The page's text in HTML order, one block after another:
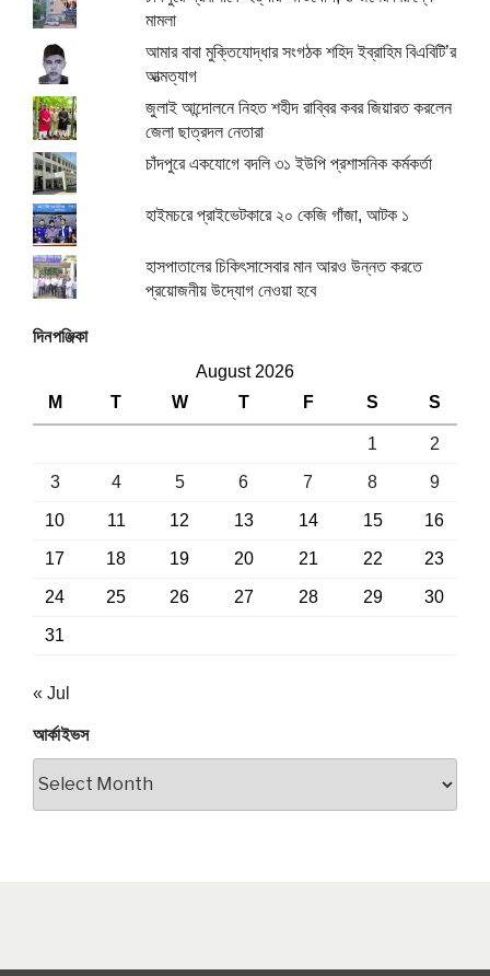
মামলা
আমার বাবা মুক্তিযোদ্ধার সংগঠক শহিদ ইব্রাহিম বিএবিটি’র
আত্মত্যাগ
জুলাই আন্দোলনে নিহত শহীদ রাব্বির কবর জিয়ারত করলেন
জেলা ছাত্রদল নেতারা
চাঁদপুরে একযোগে বদলি ৩১ ইউপি প্রশাসনিক কর্মকর্তা
হাইমচরে প্রাইভেটকারে ২০ কেজি গাঁজা, আটক ১
হাসপাতালের চিকিৎসাসেবার মান আরও উন্নত করতে
প্রয়োজনীয় উদ্যোগ নেওয়া হবে
দিনপঞ্জিকা
August 2026
M
T W T F S S
1 2
3 4 5 6 7 8 9
10 11 12 13 14 15 16
17 18 19 20 21 22 23
24 25 26 27 28 29 30
31
« Jul
আর্কাইভস